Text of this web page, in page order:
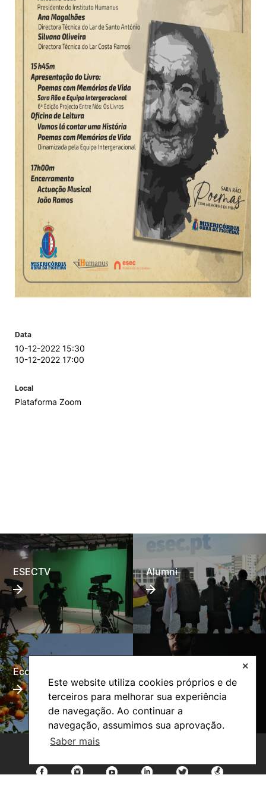
Este website utiliza cookies próprios e de
terceiros para melhorar sua experiência
de navegação. Ao continuar a
navegação, assumimos sua aprovação.
Saber mais
✕
Data
10-12-2022 15:30
10-12-2022 17:00
Local
Plataforma Zoom
ESECTV Alumni
Eco-Escola